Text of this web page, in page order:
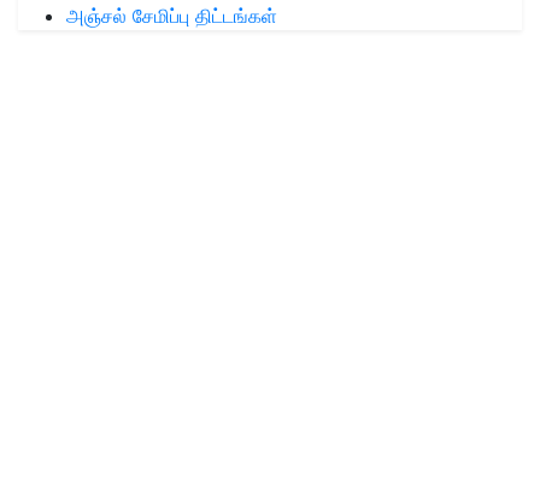
அஞ்சல் சேமிப்பு திட்டங்கள்